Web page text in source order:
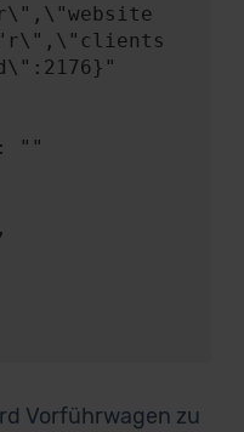
Vorführwagen zu